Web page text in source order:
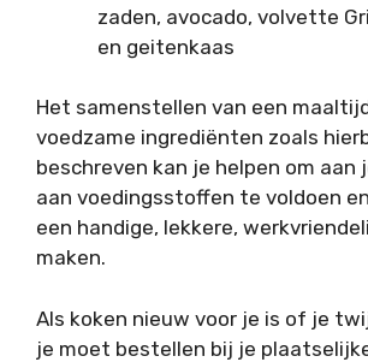
zaden, avocado, volvette
en geitenkaas
Het samenstellen van een
voedzame ingrediënten zoals
beschreven kan je helpen om aan
aan voedingsstoffen te voldoen
een handige, lekkere,
maken.
Als koken nieuw voor je is of je
je moet bestellen bij je